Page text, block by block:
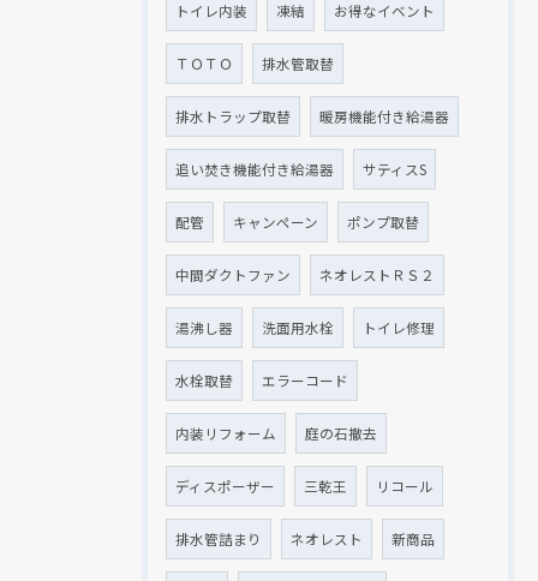
トイレ内装 凍結 お得なイベント
ＴＯＴＯ 排水管取替
排水トラップ取替 暖房機能付き給湯器
追い焚き機能付き給湯器 サティスS
配管 キャンペーン ポンプ取替
中間ダクトファン ネオレストＲＳ２
湯沸し器 洗面用水栓 トイレ修理
水栓取替 エラーコード
内装リフォーム 庭の石撤去
ディスポーザー 三乾王 リコール
排水管詰まり ネオレスト 新商品